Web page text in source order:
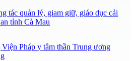
tác quản lý, giam giữ, giáo dục cải
tỉnh Cà Mau
Pháp y tâm thần Trung ương